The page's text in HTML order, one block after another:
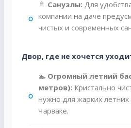
🚿 Санузлы: Для
компании на даче
чистых и современных
Двор, где не хочется
🏊 Огромный летний
метров): Кристально
нужно для жарких
Чарваке.